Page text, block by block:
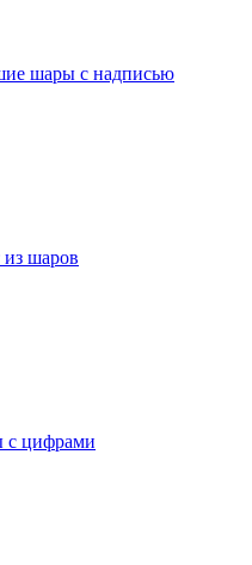
шары с надписью
из шаров
цифрами